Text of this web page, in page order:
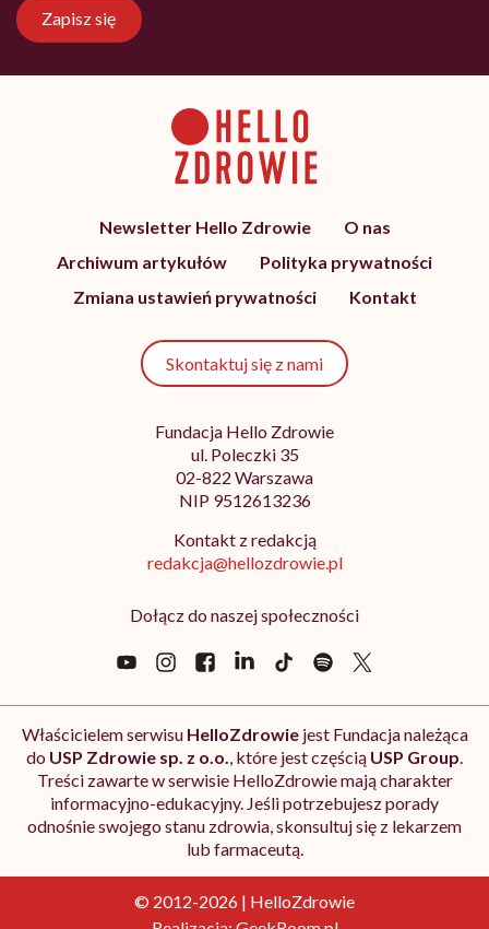
Zapisz się
Newsletter Hello Zdrowie
O nas
Archiwum artykułów
Polityka prywatności
Zmiana ustawień prywatności
Kontakt
Skontaktuj się z nami
Fundacja Hello Zdrowie
ul. Poleczki 35
02-822 Warszawa
NIP 9512613236
Kontakt z redakcją
redakcja@hellozdrowie.pl
Dołącz do naszej społeczności
Właścicielem serwisu HelloZdrowiejest Fundacja należąca
do USP Zdrowie sp. z o.o., które jest częścią USP Group.
Treści zawarte w serwisie HelloZdrowie mają charakter
informacyjno-edukacyjny. Jeśli potrzebujesz porady
odnośnie swojego stanu zdrowia, skonsultuj się z lekarzem
lub farmaceutą.
© 2012-2026 | HelloZdrowie